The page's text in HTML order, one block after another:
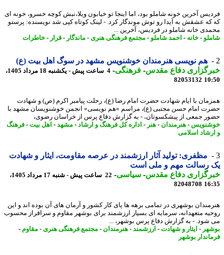
آخرین خونه شاملو بود، اما اینجا تو خیابون ویلا،نبش کوچه خسرو، خونه ای
عشقش به آیدا رو توش موندگار کرد. - لینک کوتاه کپی شد نویسنده: پرستو
خانه شاملو در فردیس، آخرین ...
-خانه -احمد شاملو-مجتمع فرهنگی هنری- ماندگار-قرار - خاطرات
هم نویسی هنرمندان خوشنویس مشهد در سوگ اهل بیت (ع)
دفاع مقدس-فرهنگی-
4 ساعت پیش - یکشنبه 18 مرداد 1405،
82053132
با ایام شهادت حضرت امام رضا (ع)، رحلت پیامبر اکرم (ص) و شهادت
امام حسن مجتبی (ع)، مراسم «هم نویسی» انجمن خوشنویسان مشهد با
جمعی از پیشکسوتان، - به گزارش دفاع پرس از خراسان رضوی،
-هنرمندان- هنر-اداره کل فرهنگ و ارشاد -مشهد-اهل بیت -فرهنگ
اسلامی
مظفری: تولید آثار ارزشمند در عرصه مقاومت، ایثار و شهادت
رسالت مهم و ملی است
دفاع مقدس-سیاسی-
22 ساعت پیش - شنبه 17 مرداد 1405،
82048708
بوشهری در تمامی برهه ها پای کار کشور و آرمان های آن بوده اند و این
متعهدانه، سرمایه ای بسیار ارزشمند برای بوشهر مقاوم و سرافراز محسوب
- به گزارش دفاع پرس بوشهر، ...
-ایثار و شهادت-ارزشمند-هنرمندان- مجتمع فرهنگی هنری- مقاوم-
بوشهر